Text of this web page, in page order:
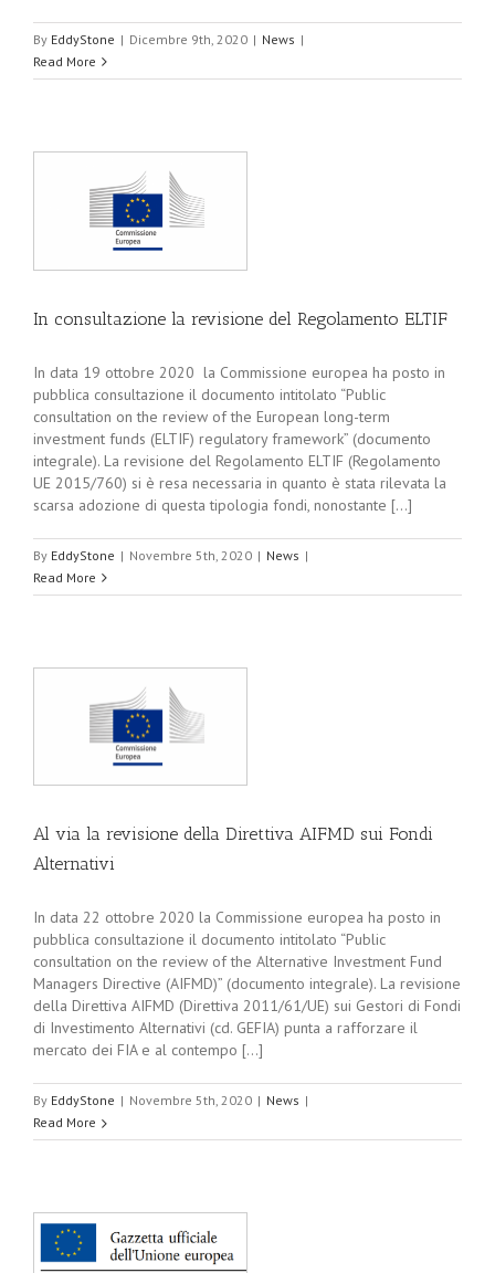
By EddyStone | Dicembre 9th, 2020 | News |
Read More
In consultazione la revisione del Regolamento ELTIF
In data 19 ottobre 2020 la Commissione europea ha posto in
pubblica consultazione il documento intitolato “Public
consultation on the review of the European long-term
investment funds (ELTIF) regulatory framework” (documento
integrale). La revisione del Regolamento ELTIF (Regolamento
UE 2015/760) si è resa necessaria in quanto è stata rilevata la
scarsa adozione di questa tipologia fondi, nonostante [...]
By EddyStone | Novembre 5th, 2020 | News |
Read More
Al via la revisione della Direttiva AIFMD sui Fondi
Alternativi
In data 22 ottobre 2020 la Commissione europea ha posto in
pubblica consultazione il documento intitolato “Public
consultation on the review of the Alternative Investment Fund
Managers Directive (AIFMD)” (documento integrale). La revisione
della Direttiva AIFMD (Direttiva 2011/61/UE) sui Gestori di Fondi
di Investimento Alternativi (cd. GEFIA) punta a rafforzare il
mercato dei FIA e al contempo [...]
By EddyStone | Novembre 5th, 2020 | News |
Read More